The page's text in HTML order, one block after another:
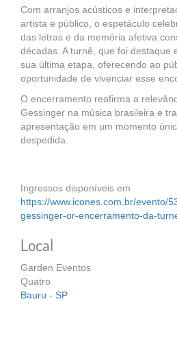
Com arranjos acústicos e
artista e público, o espetáculo
das letras e da memória afetiva
décadas. A turnê, que foi destaque
sua última etapa, oferecendo ao
oportunidade de vivenciar esse
O encerramento reafirma a
Gessinger na música brasileira e
apresentação em um momento
despedida.
Ingressos disponíveis em
https://www.icones.com.br/evento/
gessinger-or-encerramento-da-
Local
Garden Eventos
Quatro
Bauru - SP